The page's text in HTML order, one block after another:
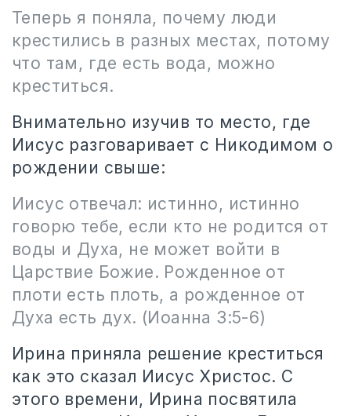
Теперь я поняла, почему люди
крестились в разных местах, потому
что там, где есть вода, можно
креститься.
Внимательно изучив то место, где
Иисус разговаривает с Никодимом о
рождении свыше:
Иисус отвечал: истинно, истинно
говорю тебе, если кто не родится от
воды и Духа, не может войти в
Царствие Божие. Рожденное от
плоти есть плоть, а рожденное от
Духа есть дух. (Иоанна 3:5-6)
Ирина приняла решение креститься
как это сказал Иисус Христос. С
этого времени, Ирина посвятила